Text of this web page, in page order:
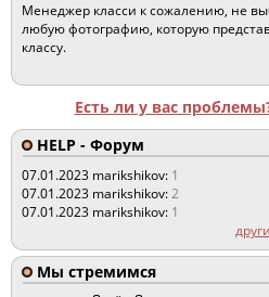
Менеджер класси к сожалению, не
любую фотографию, которую
классу.
Есть ли у вас
HELP - Форум
07.01.2023 marikshikov: 1
07.01.2023 marikshikov:2
07.01.2023 marikshikov: 1
Мы стремимся